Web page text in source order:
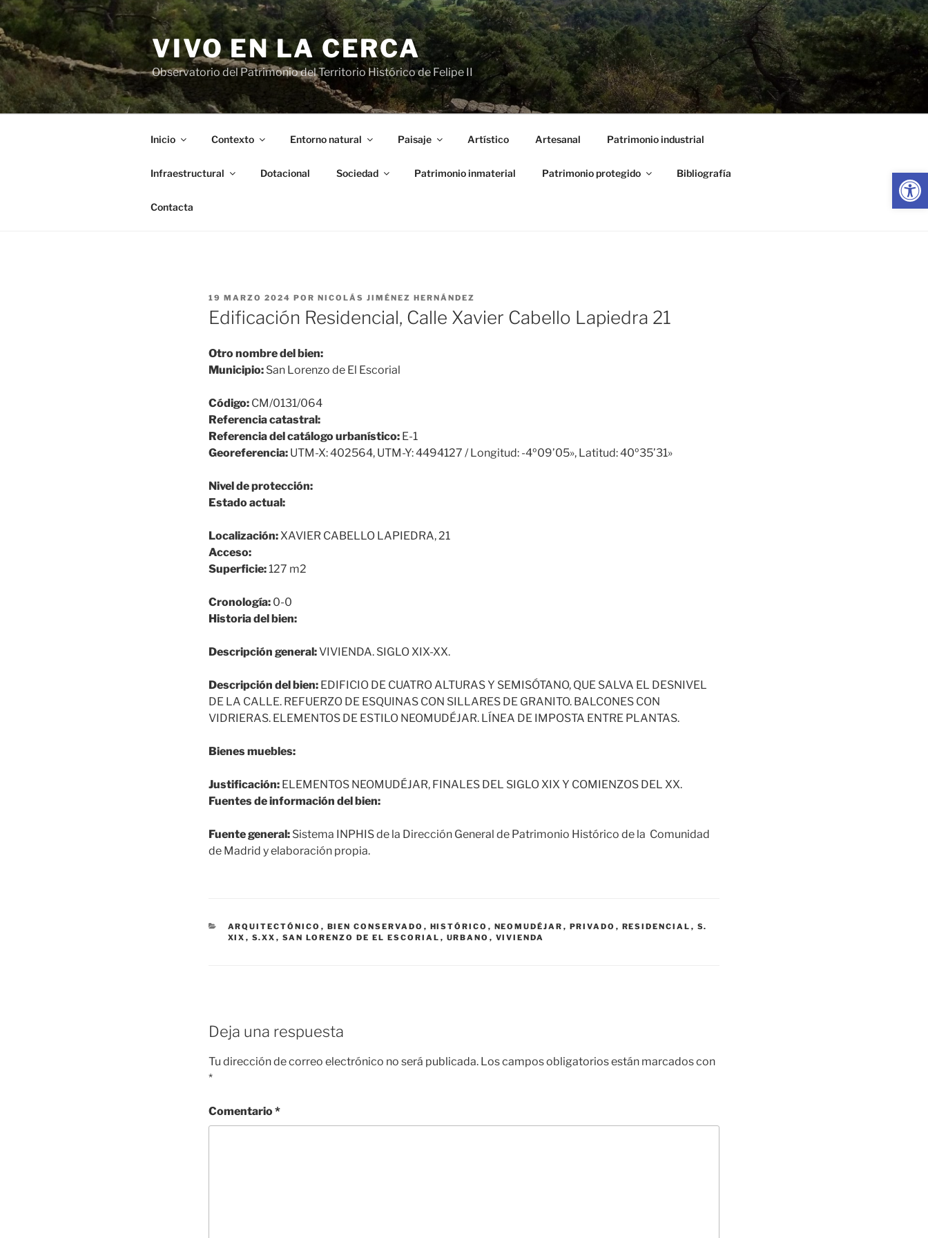
Abrir
Saltar
al
contenido
VIVO EN LA CERCA
Observatorio del Patrimonio del Territorio Histórico de Felipe II
Inicio Contexto Entorno natural Paisaje Artístico Artesanal Patrimonio industrial
Infraestructural Dotacional Sociedad Patrimonio inmaterial Patrimonio protegido Bibliografía
Contacta
PUBLICADO
EL
19 MARZO 2024 POR NICOLÁS JIMÉNEZ HERNÁNDEZ
Edificación Residencial, Calle Xavier Cabello Lapiedra 21
Otro nombre del bien:
Municipio: San Lorenzo de El Escorial
Código: CM/0131/064
Referencia catastral:
Referencia del catálogo urbanístico: E-1
Georeferencia: UTM-X: 402564, UTM-Y: 4494127 / Longitud: -4º09’05», Latitud: 40º35’31»
Nivel de protección:
Estado actual:
Localización: XAVIER CABELLO LAPIEDRA, 21
Acceso:
Superficie:127 m2
Cronología: 0-0
Historia del bien:
Descripción general:VIVIENDA. SIGLO XIX-XX.
Descripción del bien: EDIFICIO DE CUATRO ALTURAS Y SEMISÓTANO, QUE SALVA EL DESNIVEL
DE LA CALLE. REFUERZO DE ESQUINAS CON SILLARES DE GRANITO. BALCONES CON
VIDRIERAS. ELEMENTOS DE ESTILO NEOMUDÉJAR. LÍNEA DE IMPOSTA ENTRE PLANTAS.
Bienes muebles:
Justificación: ELEMENTOS NEOMUDÉJAR, FINALES DEL SIGLO XIX Y COMIENZOS DEL XX.
Fuentes de información del bien:
Fuente general: Sistema INPHIS de la Dirección General de Patrimonio Histórico de la Comunidad
de Madrid y elaboración propia.
CATEGORÍAS
ARQUITECTÓNICO , BIEN CONSERVADO , HISTÓRICO , NEOMUDÉJAR , PRIVADO , RESIDENCIAL , S.
XIX , S.XX , SAN LORENZO DE EL ESCORIAL , URBANO , VIVIENDA
Deja una respuesta
Tu dirección de correo electrónico no será publicada. Los campos obligatorios están marcados con
*
Comentario*